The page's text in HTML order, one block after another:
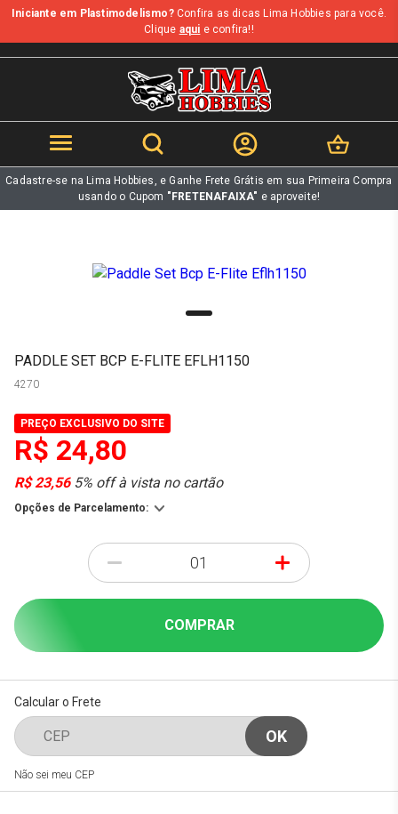
b
Iniciante em Plastimodelismo?Confira as dicas Lima Hobbies para você.
Clique aqui e confira!!
Cadastre-se na Lima Hobbies, e Ganhe Frete Grátis em sua Primeira Compra
usando o Cupom "FRETENAFAIXA" e aproveite!
PADDLE SET BCP E-FLITE EFLH1150
4270
PREÇO EXCLUSIVO DO SITE
R$ 24,80
R$ 23,565% off à vista no cartão
Opções de Parcelamento:
- +
COMPRAR
Calcular o Frete
Não sei meu CEP